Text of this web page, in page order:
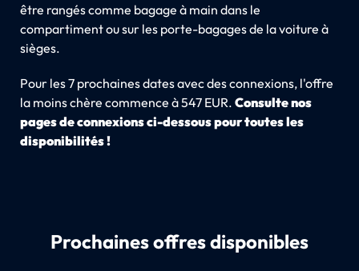
être rangés comme bagage à main dans le
compartiment ou sur les porte-bagages de la voiture à
sièges.
Pour les 7 prochaines dates avec des connexions, l'offre
la moins chère commence à 547 EUR. Consulte nos
pages de connexions ci-dessous pour toutes les
disponibilités !
Prochaines offres disponibles